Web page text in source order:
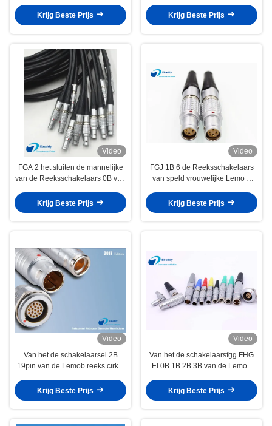
kabelassemblage
Krijg Beste Prijs
Krijg Beste Prijs
Video
FGA 2 het sluiten de mannelijke
van de Reeksschakelaars 0B van
FGA.0B.305.CLAD
Krijg Beste Prijs
Video
FGJ 1B 6 de Reeksschakelaars
van speld vrouwelijke Lemo B
machtsschakelaar FGJ.1B.306
Krijg Beste Prijs
Video
Van het de schakelaarsei 2B
19pin van de Lemob reeks cirkel
EGG.2B.319.CLL
Krijg Beste Prijs
Video
Van het de schakelaarsfgg FHG
EI 0B 1B 2B 3B van de Lemob
rechte hoek
Krijg Beste Prijs